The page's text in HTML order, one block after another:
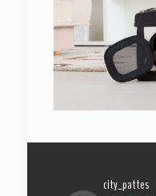
city_pattes